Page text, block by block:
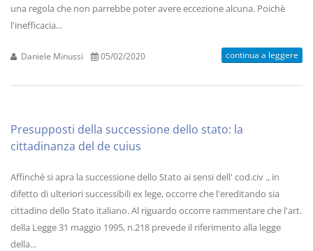
una regola che non parrebbe poter avere eccezione alcuna. Poichè
l'inefficacia...
Daniele Minussi 05/02/2020 continua a leggere
Presupposti della successione dello stato: la
cittadinanza del de cuius
Affinchè si apra la successione dello Stato ai sensi dell' cod.civ ., in
difetto di ulteriori successibili ex lege, occorre che l'ereditando sia
cittadino dello Stato italiano. Al riguardo occorre rammentare che l'art.
della Legge 31 maggio 1995, n.218 prevede il riferimento alla legge
della...